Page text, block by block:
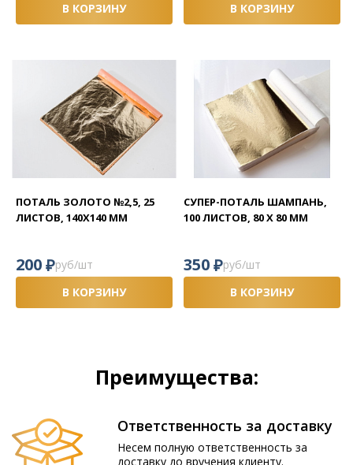
В КОРЗИНУ
В КОРЗИНУ
ПОТАЛЬ ЗОЛОТО №2,5, 25
ЛИСТОВ, 140X140 ММ
200₽руб/шт
В КОРЗИНУ
СУПЕР-ПОТАЛЬ ШАМПАНЬ,
100 ЛИСТОВ, 80 Х 80 ММ
350₽руб/шт
В КОРЗИНУ
Преимущества:
Ответственность за доставку
Несем полную ответственность за
доставку до вручения клиенту.